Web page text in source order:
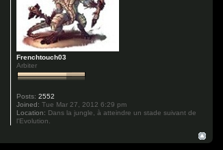
Frenchtouch03
Arbiter
Posts: 2552
Joined: Tue Mar 27, 2012 6:29 pm
Location: Dans la jungle, à atteindre un stade suivant de
l'Evolution.